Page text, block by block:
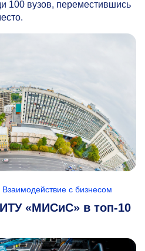
100 вузов, переместившись
Взаимодействие с бизнесом
«МИСиС» в топ-10